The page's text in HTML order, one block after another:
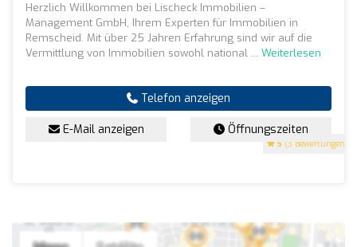
5 (3 Bewertungen)
Herzlich Willkommen bei Lischeck Immobilien –
Management GmbH, Ihrem Experten für Immobilien in
Remscheid. Mit über 25 Jahren Erfahrung sind wir auf die
Vermittlung von Immobilien sowohl national ... Weiterlesen
Telefon anzeigen
E-Mail anzeigen Öffnungszeiten